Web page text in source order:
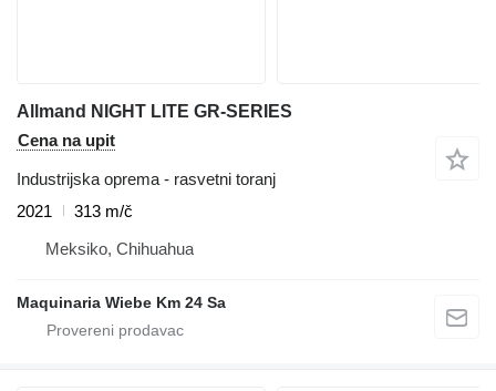
Allmand NIGHT LITE GR-SERIES
Cena na upit
Industrijska oprema - rasvetni toranj
2021
313 m/č
Meksiko, Chihuahua
Maquinaria Wiebe Km 24 Sa